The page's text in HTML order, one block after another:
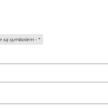
są symbolem - *